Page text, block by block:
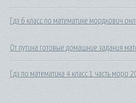
Гдз 6 класс по математике мордкович
От путина готовые домашние задания
Гдз по математика 4 класс 1 часть моро